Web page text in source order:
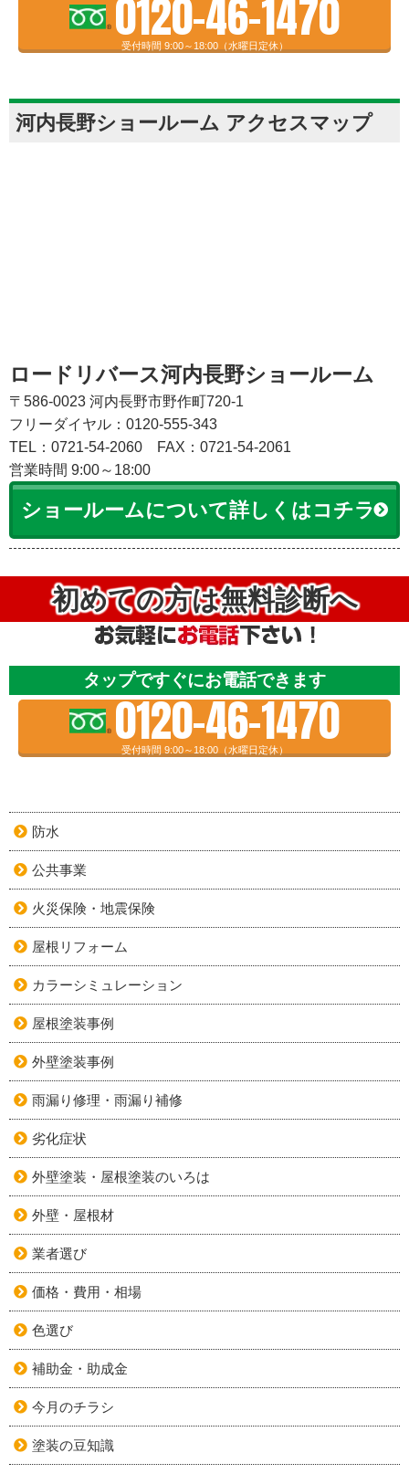
0120-46-1470
受付時間 9:00～18:00（水曜日定休）
河内長野ショールーム アクセスマップ
ロードリバース河内長野ショールーム
〒586-0023 河内長野市野作町720-1
フリーダイヤル：0120-555-343
TEL：0721-54-2060
FAX：0721-54-2061
営業時間 9:00～18:00
ショールームについて詳しくはコチラ
初めての方は無料診断へ
タップですぐにお電話できます
0120-46-1470
受付時間 9:00～18:00（水曜日定休）
防水
公共事業
火災保険・地震保険
屋根リフォーム
カラーシミュレーション
屋根塗装事例
外壁塗装事例
雨漏り修理・雨漏り補修
劣化症状
外壁塗装・屋根塗装のいろは
外壁・屋根材
業者選び
価格・費用・相場
色選び
補助金・助成金
今月のチラシ
塗装の豆知識